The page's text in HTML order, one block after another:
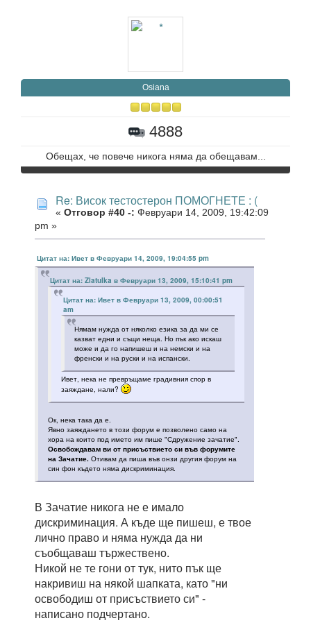
Osiana
4888
Обещах, че повече никога няма да обещавам...
Re: Висок тестостерон ПОМОГНЕТЕ : (
« Отговор #40 -: Февруари 14, 2009, 19:42:09
pm »
Цитат на: Ивет в Февруари 14, 2009, 19:04:55 pm
Цитат на: Zlatulka в Февруари 13, 2009, 15:10:41 pm
Цитат на: Ивет в Февруари 13, 2009, 00:00:51
am
Нямам нужда от няколко езика за да ми се
казват едни и същи неща. Но пък ако искаш
може и да го напишеш и на немски и на
френски и на руски и на испански.
Ивет, нека не превръщаме градивния спор в
заяждане, нали?
Ок, нека така да е.
Явно заяждането в този форум е позволено само на
хора на които под името им пише "Сдружение зачатие".
Освобождавам ви от присъствието си във форумите
на Зачатие. Отивам да пиша във онзи другия форум на
син фон където няма дискриминация.
В Зачатие никога не е имало
дискриминация. А къде ще пишеш, е твое
лично право и няма нужда да ни
съобщаваш тържествено.
Никой не те гони от тук, нито пък ще
накривиш на някой шапката, като "ни
освободиш от присъствието си" -
написано подчертано.